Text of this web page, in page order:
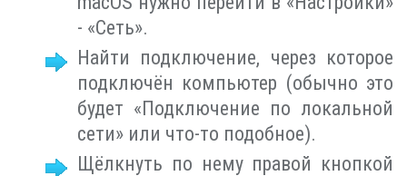
- «Сеть».
Найти подключение, через которое
подключён компьютер (обычно это
будет «Подключение по локальной
сети» или что-то подобное).
Щёлкнуть по нему правой кнопкой